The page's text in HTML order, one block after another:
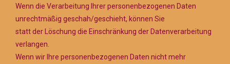
Wenn die Verarbeitung Ihrer personenbezogenen Daten
unrechtmäßig geschah/geschieht, können Sie
statt der Löschung die Einschränkung der Datenverarbeitung
verlangen.
Wenn wir Ihre personenbezogenen Daten nicht mehr